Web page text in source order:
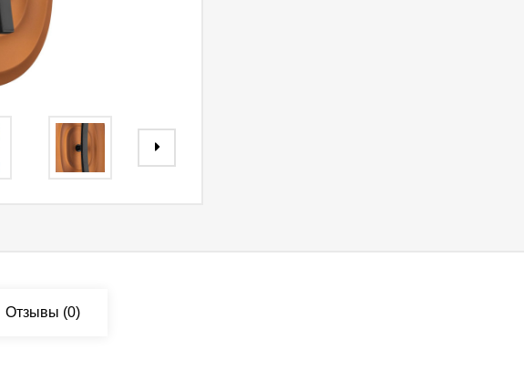
Отзывы (0)